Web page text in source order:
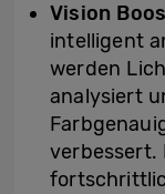
Vision
intelligent
werden
analysiert
verbessert.